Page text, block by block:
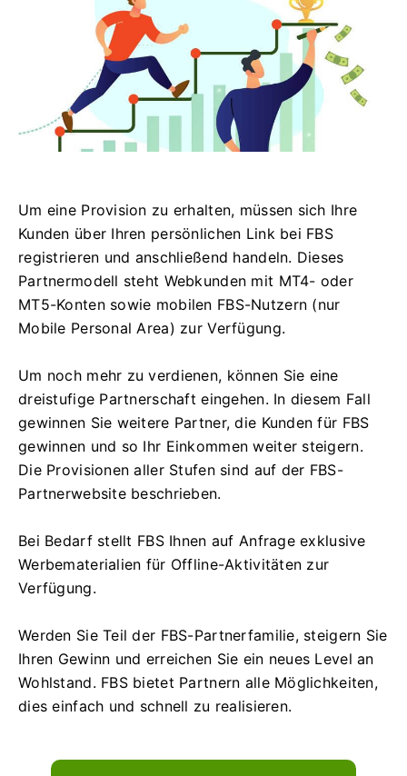
Um eine Provision zu erhalten, müssen sich Ihre
Kunden über Ihren persönlichen Link bei FBS
registrieren und anschließend handeln. Dieses
Partnermodell steht Webkunden mit MT4- oder
MT5-Konten sowie mobilen FBS-Nutzern (nur
Mobile Personal Area) zur Verfügung.
Um noch mehr zu verdienen, können Sie eine
dreistufige Partnerschaft eingehen. In diesem Fall
gewinnen Sie weitere Partner, die Kunden für FBS
gewinnen und so Ihr Einkommen weiter steigern.
Die Provisionen aller Stufen sind auf der FBS-
Partnerwebsite beschrieben.
Bei Bedarf stellt FBS Ihnen auf Anfrage exklusive
Werbematerialien für Offline-Aktivitäten zur
Verfügung.
Werden Sie Teil der FBS-Partnerfamilie, steigern Sie
Ihren Gewinn und erreichen Sie ein neues Level an
Wohlstand. FBS bietet Partnern alle Möglichkeiten,
dies einfach und schnell zu realisieren.